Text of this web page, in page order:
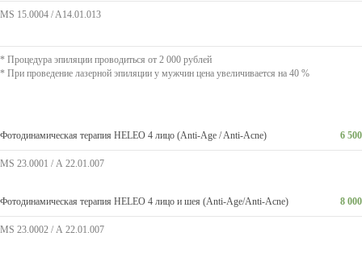
MS 15.0004 / A14.01.013
* Процедура эпиляции проводиться от 2 000 рублей
* При проведение лазерной эпиляции у мужчин цена увеличивается на 40 %
Фотодинамическая терапия HELEO 4 лицо (Anti-Age / Anti-Acne) 6 500
MS 23.0001 / А 22.01.007
Фотодинамическая терапия HELEO 4 лицо и шея (Anti-Age/Anti-Acne) 8 000
MS 23.0002 / А 22.01.007